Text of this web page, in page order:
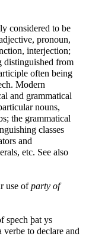
considered to be
pronoun,
interjection;
distinguished from
often being
Modern
and grammatical
nouns,
the grammatical
classes
and
etc. See also
use ofparty of
spech þat ys
to declare and